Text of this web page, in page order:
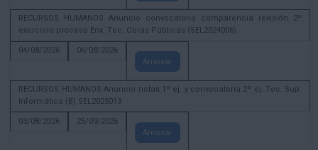
RECURSOS HUMANOS Anuncio convocatoria comparencia revisión 2º
exercicio proceso Enx. Tec. Obras Públicas (SEL2024006)
04/08/2026
06/08/2026
Amosar
RECURSOS HUMANOS Anuncio notas 1º ej. y convocatoria 2º ej. Tec. Sup.
Informática (B) SEL2025013
03/08/2026
25/09/2026
Amosar